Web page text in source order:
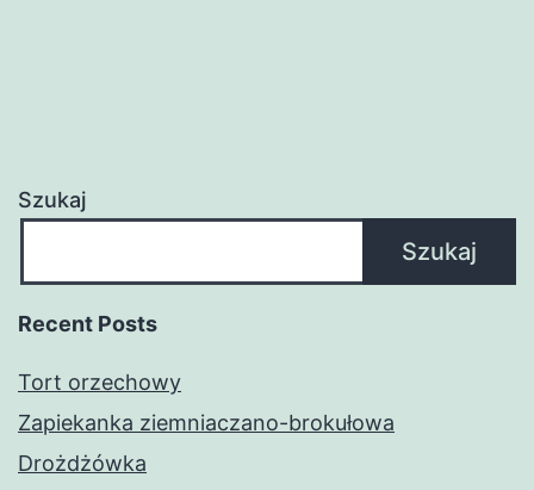
Szukaj
Szukaj
Recent Posts
Tort orzechowy
Zapiekanka ziemniaczano-brokułowa
Drożdżówka